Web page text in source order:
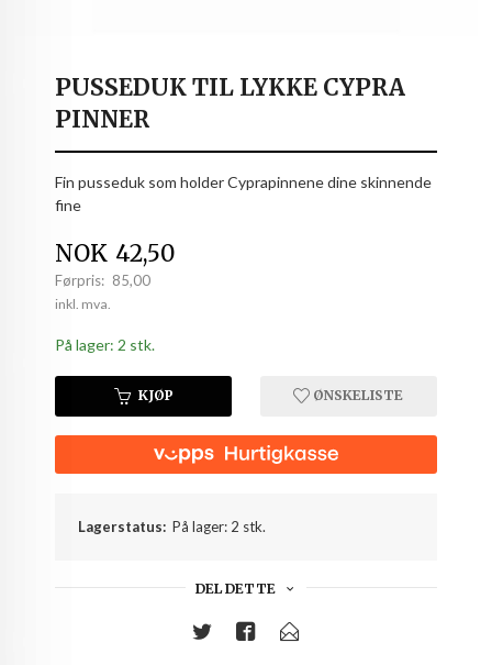
PUSSEDUK TIL LYKKE CYPRA
PINNER
Fin pusseduk som holder Cyprapinnene dine skinnende
fine
Tilbud
NOK 42,50
Førpris: 85,00
Rabatt
inkl. mva.
På lager: 2 stk.
KJØP ØNSKELISTE
Lagerstatus: På lager: 2 stk.
DEL DETTE